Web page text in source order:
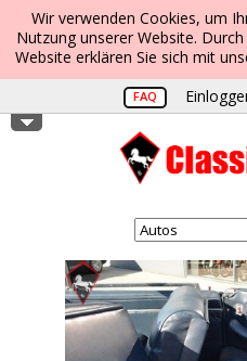
Wir verwenden Cookies, um
Nutzung unserer Website.
Website erklären Sie sich mit
FAQ